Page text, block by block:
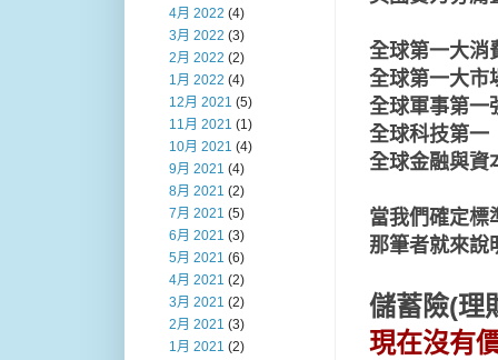
全球第一大消
全球第一大市
全球軍事第一
全球科技第一
全球金融與資
當我們確定
那筆者就來說
儲蓄險(理
現在沒有
4月 2022 (4)
3月 2022 (3)
2月 2022 (2)
1月 2022 (4)
12月 2021 (5)
11月 2021 (1)
10月 2021 (4)
9月 2021 (4)
8月 2021 (2)
7月 2021 (5)
6月 2021 (3)
5月 2021 (6)
4月 2021 (2)
3月 2021 (2)
2月 2021 (3)
1月 2021 (2)